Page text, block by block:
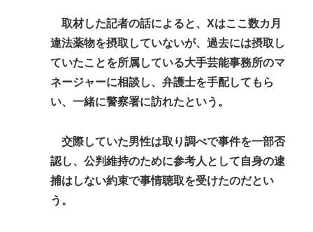
取材した記者の話によると、Xはここ数カ月
違法薬物を摂取していないが、過去には摂取し
ていたことを所属している大手芸能事務所のマ
ネージャーに相談し、弁護士を手配してもら
い、一緒に警察署に訪れたという。
交際していた男性は取り調べで事件を一部否
認し、公判維持のために参考人として自身の逮
捕はしない約束で事情聴取を受けたのだとい
う。